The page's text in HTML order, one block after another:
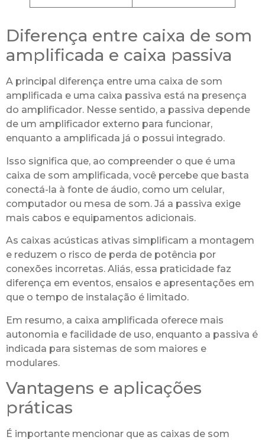
Diferença entre caixa de som
amplificada e caixa passiva
A principal diferença entre uma caixa de som
amplificada e uma caixa passiva está na presença
do amplificador. Nesse sentido, a passiva depende
de um amplificador externo para funcionar,
enquanto a amplificada já o possui integrado.
Isso significa que, ao compreender o que é uma
caixa de som amplificada, você percebe que basta
conectá-la à fonte de áudio, como um celular,
computador ou mesa de som. Já a passiva exige
mais cabos e equipamentos adicionais.
As caixas acústicas ativas simplificam a montagem
e reduzem o risco de perda de potência por
conexões incorretas. Aliás, essa praticidade faz
diferença em eventos, ensaios e apresentações em
que o tempo de instalação é limitado.
Em resumo, a caixa amplificada oferece mais
autonomia e facilidade de uso, enquanto a passiva é
indicada para sistemas de som maiores e
modulares.
Vantagens e aplicações
práticas
É importante mencionar que as caixas de som